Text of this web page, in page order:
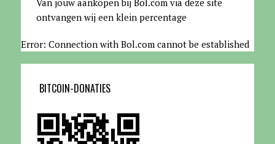
ontvangen wij een klein percentage
Error: Connection with Bol.com cannot be established
BITCOIN-DONATIES